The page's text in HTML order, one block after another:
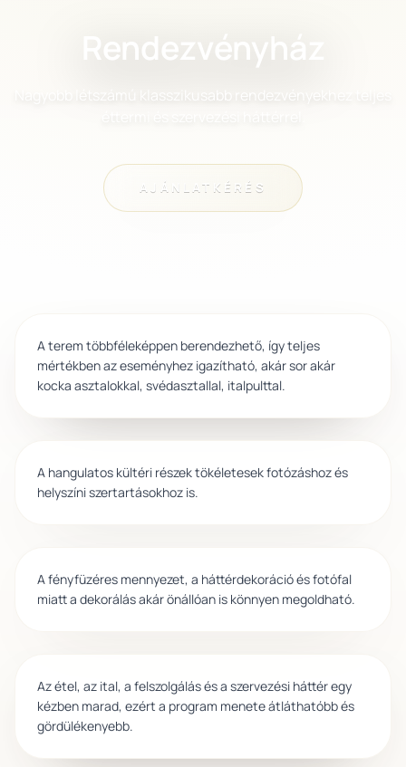
Rendezvényház
AJÁNLATKÉRÉS
A terem többféleképpen berendezhető, így teljes
mértékben az eseményhez igazítható, akár sor akár
kocka asztalokkal, svédasztallal, italpulttal.
A hangulatos kültéri részek tökéletesek fotózáshoz és
helyszíni szertartásokhoz is.
A fényfüzéres mennyezet, a háttérdekoráció és fotófal
miatt a dekorálás akár önállóan is könnyen megoldható.
Az étel, az ital, a felszolgálás és a szervezési háttér egy
kézben marad, ezért a program menete átláthatóbb és
gördülékenyebb.